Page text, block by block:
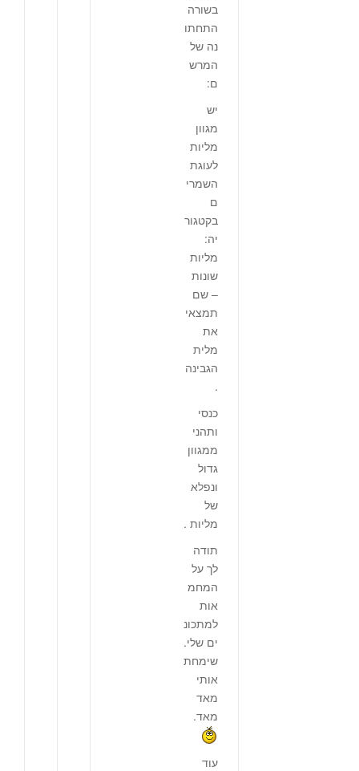
בשורה
התחתו
נה של
המרש
ם:
יש
מגוון
מליות
לעוגת
השמרי
ם
בקטגור
יה:
מליות
שונות
– שם
תמצאי
את
מלית
הגבינה
.
כנסי
ותהני
ממגוון
גדול
ונפלא
של
מליות .
תודה
לך על
המחמ
אות
למתכונ
ים שלי.
שימחת
אותי
מאד
מאד.
עוד